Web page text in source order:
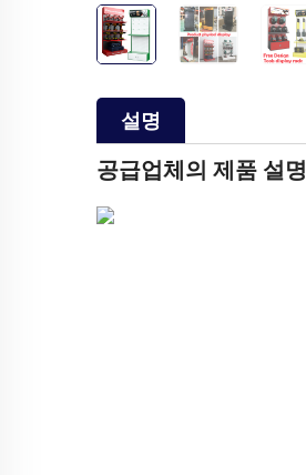
설명
공급업체의 제품 설명